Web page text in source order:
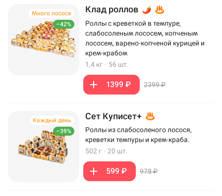
–42%
Много лосося Клад роллов
Роллы с креветкой в темпуре,
слабосоленым лососем, копченым
лососем, варено-копченой курицей и
крем-крабом
1,4 кг · 56 шт.
1399 ₽ 2399 ₽
–39%
Каждый день Сет Куписет+
Роллы из слабосоленого лосося,
креветки темпуры и крем-краба.
502 г · 20 шт.
599 ₽ 978 ₽